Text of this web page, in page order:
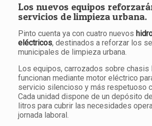
Los nuevos equipos
servicios de limpieza urbana.
Pinto cuenta ya con cuatro nuevos
eléctricos, destinados a reforzar los
municipales de limpieza urbana.
Los equipos, carrozados sobre chasis
funcionan mediante motor eléctrico
servicio silencioso y más respetuoso
Cada unidad dispone de un depósito
litros para cubrir las necesidades
jornada laboral.